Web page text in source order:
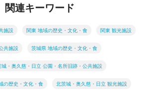
関連キーワード
施設 関東 地域の歴史・文化・食 関東 観光施設
共施設 茨城県 地域の歴史・文化・食
城・奥久慈・日立 公園・名所旧跡・公共施設
の歴史・文化・食 北茨城・奥久慈・日立 観光施設